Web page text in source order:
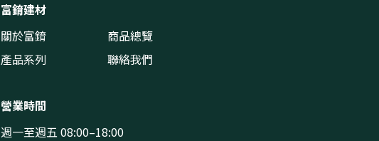
富錥建材
關於富錥
商品總覽
產品系列
聯絡我們
營業時間
週一至週五 08:00–18:00